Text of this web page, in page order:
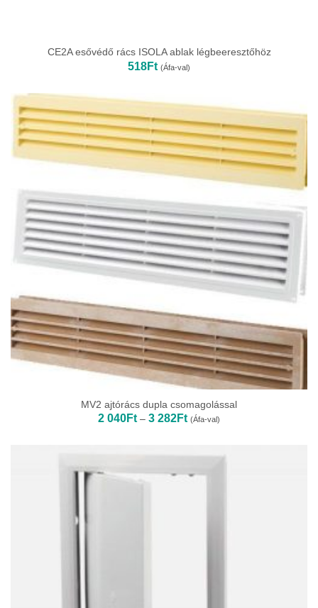
CE2A esővédő rács ISOLA ablak légbeeresztőhöz
518Ft (Áfa-val)
MV2 ajtórács dupla csomagolással
2 040Ft – 3 282FtÁrtartomány:
2
(Áfa-val)